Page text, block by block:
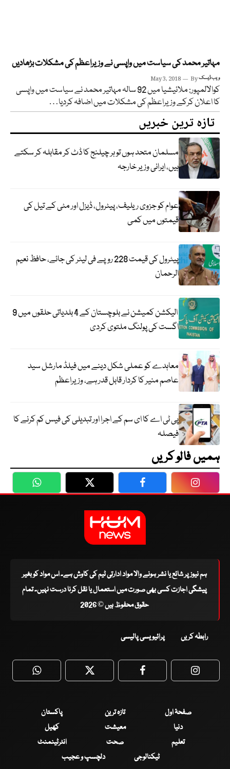
مہاتیر محمد کی سیاست میں واپسی نے وزیراعظم کی مشکلات بڑھادیں
May 3, 2018 Byویب ڈیسک
کوالالمپور: ملائیشیا میں 92 سالہ مہاتیر محمد نے سیاست میں واپسی
کا اعلان کرکے وزیراعظم کی مشکلات میں اضافہ کردیا…
تازہ ترین خبریں
مسلمان متحد ہوں تو ہر چیلنج کا ڈٹ کر مقابلہ کر سکتے
ہیں، ایرانی وزیر خارجہ
عوام کو جزوی ریلیف، پیٹرول، ڈیزل اور مٹی کے تیل کی
قیمتوں میں کمی
پیٹرول کی قیمت 228 روپے فی لیٹر کی جائے، حافظ نعیم
الرحمان
الیکشن کمیشن نے بلوچستان کے 4 بلدیاتی حلقوں میں 9
اگست کی پولنگ ملتوی کردی
معاہدے کو عملی شکل دینے میں فیلڈ مارشل سید
عاصم منیر کا کردار قابل قدر ہے، وزیراعظم
پی ٹی اے کا ای سم کے اجرا اور تبدیلی کی فیس کم کرنے کا
فیصلہ
ہمیں فالو کریں
WhatsApp Twitter Facebook
ہم نیوز پر شائع یا نشر ہونے والا مواد ادارتی ٹیم کی کاوش ہے۔ اس مواد کو بغیر
پیشگی اجازت کسی بھی صورت میں استعمال یا نقل کرنا درست نہیں۔ تمام
حقوق محفوظ ہیں © 2026
رابطہ کریں پرائیویسی پالیسی
WhatsApp Twitter Facebook
صفحۂ اول تازہ ترین
پاکستان
دنیا
معیشت
کھیل
تعلیم
صحت
انٹرٹینمنٹ
ٹیکنالوجی
دلچسپ و عجیب